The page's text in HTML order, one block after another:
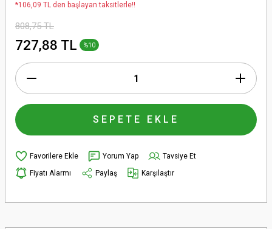
*106,09 TL den başlayan taksitlerle!!
808,75 TL
727,88 TL %10
SEPETE EKLE
Yorum Yap
Tavsiye Et
Fiyatı Alarmı
Paylaş Karşılaştır